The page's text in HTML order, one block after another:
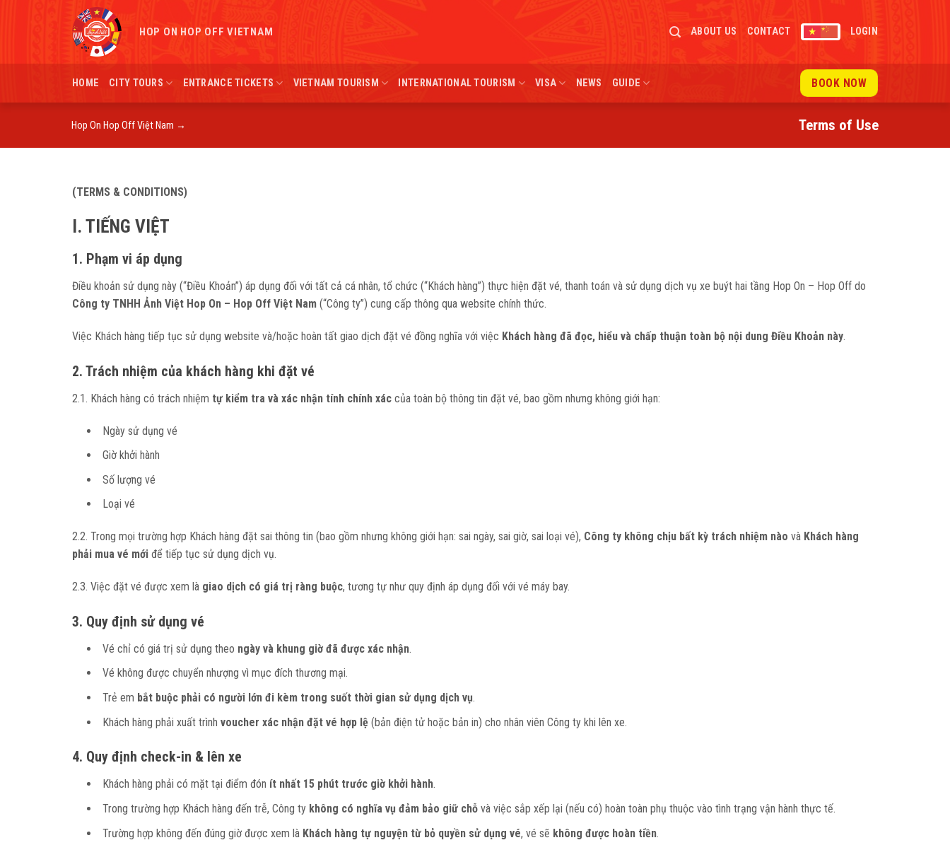
HOP ON HOP OFF VIETNAM ABOUT US CONTACT LOGIN
HOME CITY TOURS ENTRANCE TICKETS VIETNAM TOURISM INTERNATIONAL TOURISM VISA NEWS GUIDE BOOK NOW
Hop On Hop Off Việt Nam → Terms of Use
(TERMS & CONDITIONS)
I. TIẾNG VIỆT
1. Phạm vi áp dụng
Điều khoản sử dụng này (“Điều Khoản”) áp dụng đối với tất cả cá nhân, tổ chức (“Khách hàng”) thực hiện đặt vé, thanh toán và sử dụng dịch vụ xe buýt hai tầng Hop On – Hop Off do
Công ty TNHH Ảnh Việt Hop On – Hop Off Việt Nam (“Công ty”) cung cấp thông qua website chính thức.
Việc Khách hàng tiếp tục sử dụng website và/hoặc hoàn tất giao dịch đặt vé đồng nghĩa với việc Khách hàng đã đọc, hiểu và chấp thuận toàn bộ nội dung Điều Khoản này.
2. Trách nhiệm của khách hàng khi đặt vé
2.1. Khách hàng có trách nhiệm tự kiểm tra và xác nhận tính chính xác của toàn bộ thông tin đặt vé, bao gồm nhưng không giới hạn:
Ngày sử dụng vé
Giờ khởi hành
Số lượng vé
Loại vé
2.2. Trong mọi trường hợp Khách hàng đặt sai thông tin (bao gồm nhưng không giới hạn: sai ngày, sai giờ, sai loại vé), Công ty không chịu bất kỳ trách nhiệm nào và Khách hàng
phải mua vé mới để tiếp tục sử dụng dịch vụ.
2.3. Việc đặt vé được xem là giao dịch có giá trị ràng buộc, tương tự như quy định áp dụng đối với vé máy bay.
3. Quy định sử dụng vé
Vé chỉ có giá trị sử dụng theo ngày và khung giờ đã được xác nhận.
Vé không được chuyển nhượng vì mục đích thương mại.
Trẻ em bắt buộc phải có người lớn đi kèm trong suốt thời gian sử dụng dịch vụ.
Khách hàng phải xuất trình voucher xác nhận đặt vé hợp lệ(bản điện tử hoặc bản in) cho nhân viên Công ty khi lên xe.
4. Quy định check-in & lên xe
Khách hàng phải có mặt tại điểm đón ít nhất 15 phút trước giờ khởi hành.
Trong trường hợp Khách hàng đến trễ, Công ty không có nghĩa vụ đảm bảo giữ chỗvà việc sắp xếp lại (nếu có) hoàn toàn phụ thuộc vào tình trạng vận hành thực tế.
Trường hợp không đến đúng giờ được xem là Khách hàng tự nguyện từ bỏ quyền sử dụng vé, vé sẽ không được hoàn tiền.